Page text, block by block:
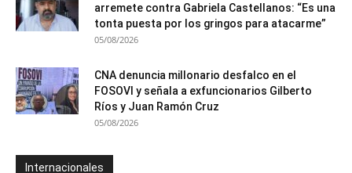
arremete contra Gabriela Castellanos: “Es una
tonta puesta por los gringos para atacarme”
05/08/2026
CNA denuncia millonario desfalco en el
FOSOVI y señala a exfuncionarios Gilberto
Ríos y Juan Ramón Cruz
05/08/2026
Internacionales